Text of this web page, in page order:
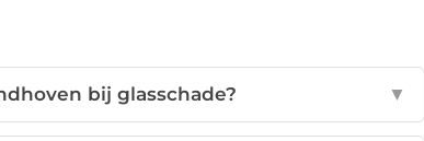
bij glasschade? ▼